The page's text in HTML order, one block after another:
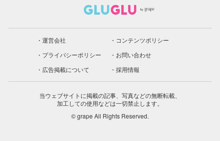
運営会社
コンテンツポリシー
プライバシーポリシー
お問い合わせ
広告掲載について
採用情報
当ウェブサイトに掲載の記事、写真などの無断転載、
加工しての使用などは一切禁止します。
© grape All Rights Reserved.